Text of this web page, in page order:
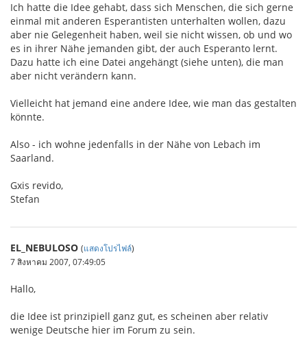
Ich hatte die Idee gehabt, dass sich Menschen, die sich gerne
einmal mit anderen Esperantisten unterhalten wollen, dazu
aber nie Gelegenheit haben, weil sie nicht wissen, ob und wo
es in ihrer Nähe jemanden gibt, der auch Esperanto lernt.
Dazu hatte ich eine Datei angehängt (siehe unten), die man
aber nicht verändern kann.
Vielleicht hat jemand eine andere Idee, wie man das gestalten
könnte.
Also - ich wohne jedenfalls in der Nähe von Lebach im
Saarland.
Gxis revido,
Stefan
EL_NEBULOSO (แสดงโปรไฟล์)
7 สิงหาคม 2007, 07:49:05
Hallo,
die Idee ist prinzipiell ganz gut, es scheinen aber relativ
wenige Deutsche hier im Forum zu sein.